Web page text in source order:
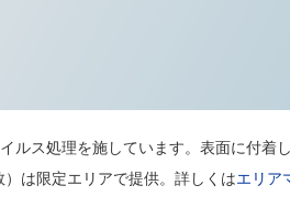
ルス処理を施しています。表面に付着
は限定エリアで提供。詳しくはエリア